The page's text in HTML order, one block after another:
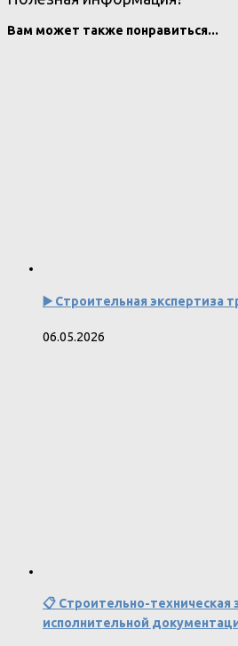
Вам может также понравиться...
▶️ Строительная экспертиза
06.05.2026
📋 Строительно-техническая
исполнительной